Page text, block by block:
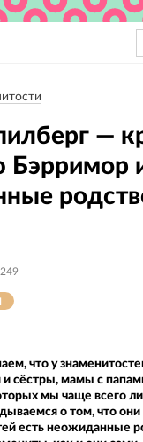
навигация
—
что у
и сёстры, мамы с
мы чаще всего
о том, что
есть неожиданные